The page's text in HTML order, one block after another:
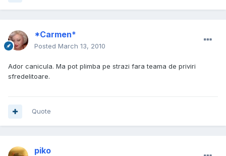
*Carmen*
Posted March 13, 2010
Ador canicula. Ma pot plimba pe strazi fara teama de priviri
sfredelitoare.
Quote
piko